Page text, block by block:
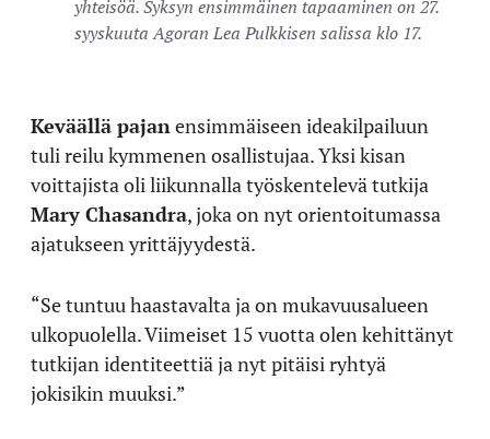
yhteisöä. Syksyn ensimmäinen tapaaminen on 27.
syyskuuta Agoran Lea Pulkkisen salissa klo 17.
Keväällä pajan ensimmäiseen ideakilpailuun
tuli reilu kymmenen osallistujaa. Yksi kisan
voittajista oli liikunnalla työskentelevä tutkija
Mary Chasandra, joka on nyt orientoitumassa
ajatukseen yrittäjyydestä.
“Se tuntuu haastavalta ja on mukavuusalueen
ulkopuolella. Viimeiset 15 vuotta olen kehittänyt
tutkijan identiteettiä ja nyt pitäisi ryhtyä
jokisikin muuksi.”